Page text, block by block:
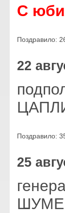
С
Поздравило:
22
Поздравило:
25